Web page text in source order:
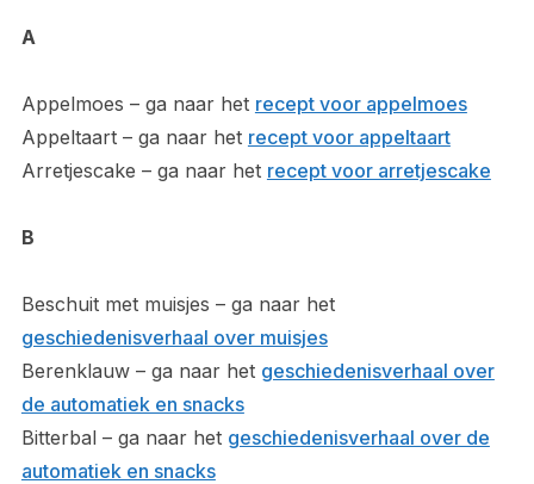
A
Appelmoes – ga naar het recept voor appelmoes
Appeltaart – ga naar het recept voor appeltaart
Arretjescake – ga naar het recept voor arretjescake
B
Beschuit met muisjes – ga naar het
geschiedenisverhaal over muisjes
Berenklauw – ga naar het geschiedenisverhaal over
de automatiek en snacks
Bitterbal – ga naar het geschiedenisverhaal over de
automatiek en snacks